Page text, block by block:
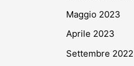
Maggio 2023
Aprile 2023
Settembre 2022